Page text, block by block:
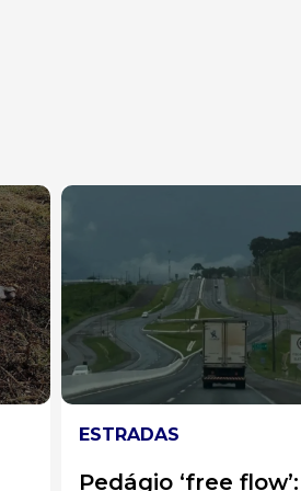
VIDEIRA
Homem é levado à